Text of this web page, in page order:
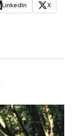
LinkedIn
X